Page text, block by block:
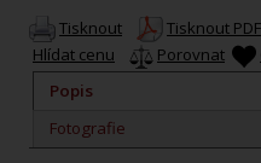
Tisknout Tisknout PDF
Hlídat cenu
Porovnat
Popis
Fotografie